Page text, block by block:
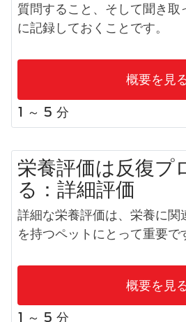
質問すること、そして聞き取
に記録しておくことです。
概要を見
1 ～ 5 分
栄養評価は反復プ
る：詳細評価
詳細な栄養評価は、栄養に関
を持つペットにとって重要で
概要を見
1 ～ 5 分